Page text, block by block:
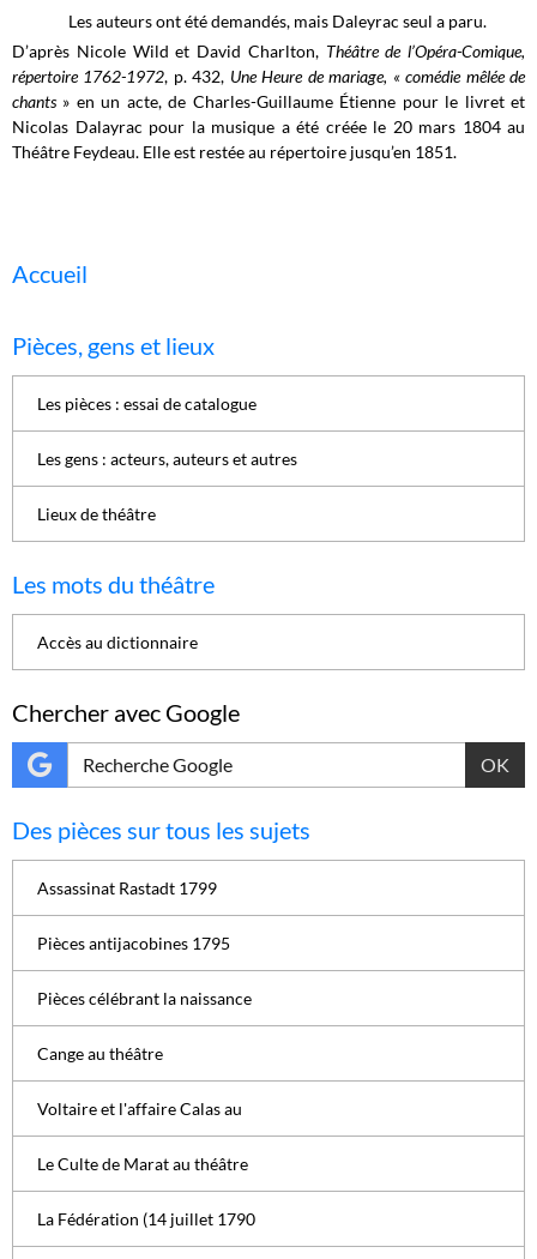
Les auteurs ont été demandés, mais Daleyrac seul a paru.
D’après Nicole Wild et David Charlton, Théâtre de l’Opéra-Comique,
répertoire 1762-1972, p. 432, Une Heure de mariage, « comédie mêlée de
chants » en un acte, de Charles-Guillaume Étienne pour le livret et
Nicolas Dalayrac pour la musique a été créée le 20 mars 1804 au
Théâtre Feydeau. Elle est restée au répertoire jusqu’en 1851.
Accueil
Pièces, gens et lieux
Les pièces : essai de catalogue
Les gens : acteurs, auteurs et autres
Lieux de théâtre
Les mots du théâtre
Accès au dictionnaire
Chercher avec Google
OK
Des pièces sur tous les sujets
Assassinat Rastadt 1799
Pièces antijacobines 1795
Pièces célébrant la naissance
Cange au théâtre
Voltaire et l'affaire Calas au
Le Culte de Marat au théâtre
La Fédération (14 juillet 1790